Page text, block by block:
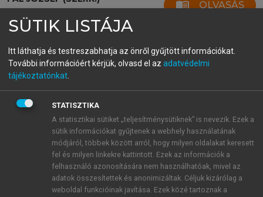
Világirodalom
menu_book OLVASÁS
A viktoriánus korszak légköre
[P. Á.]
Az angol irodalomtörténetek a 19. századot két
szakaszra szokták bontani, a romantika korára és a
Viktória királynő uralkodásával (1837–1901)
nagyjából egybeeső ún. viktoriánus korszakra, a két
szakaszt azonban nem választja el markánsan
semmilyen radikális szemléletváltás. A viktoriánusok
SÜTIK LISTÁJA
Itt láthatja és testreszabhatja az önről gyűjtött információkat.
További információért kérjük, olvasd el az adatvédelmi
tájékoztatónkat
STATISZTIKA
A statisztikai sütiket „teljesítménysütiknek” is nevezik. Ezek a
sütik információkat gyűjtenek a webhely használatának
módjáról, többek között arról, hogy milyen oldalakat keresett
fel és milyen linkekre kattintott. Ezek az információk a
felhasználó azonosítására nem használhatóak, mivel az
adatok összesítettek és anonimizáltak. Céljuk kizárólag a
weboldal funkcióinak javítása. Ezek közé tartoznak a